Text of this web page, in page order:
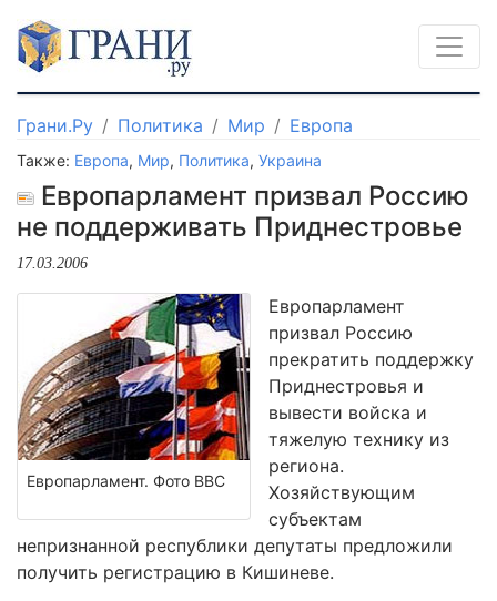
Грани.Ру Политика Мир Европа
Также: Европа, Мир, Политика, Украина
Европарламент призвал Россию
не поддерживать Приднестровье
17.03.2006
Европарламент. Фото ВВС
Европарламент
призвал Россию
прекратить поддержку
Приднестровья и
вывести войска и
тяжелую технику из
региона.
Хозяйствующим
субъектам
непризнанной республики депутаты предложили
получить регистрацию в Кишиневе.